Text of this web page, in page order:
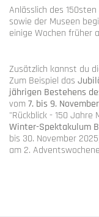
Anlässlich des
sowie der Museen
einige Wochen früher
Zusätzlich kannst du
Zum Beispiel das
jährigen Bestehens
vom7. bis 9.
"Rückblick - 150 Jahre
Winter-Spektakulum
bis 30. November
am 2.